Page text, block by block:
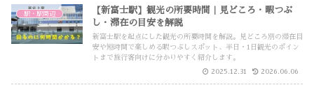
駅・駅周辺
【新富士駅】観光の所要時間｜見どころ・暇つぶ
し・滞在の目安を解説
新富士駅を起点にした観光の所要時間を解説。見どころ別の滞在目
安や短時間で楽しめる暇つぶしスポット、半日・1日観光のポイン
トまで旅行客向けに分かりやすく紹介します。
2025.12.31 2026.06.06